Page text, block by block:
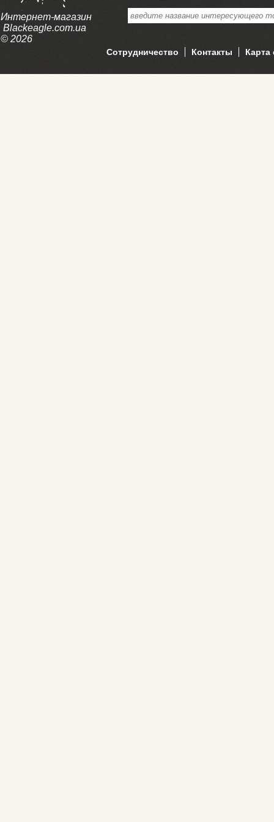
Интернет-магазин
Blackeagle.com.ua
© 2026
Сотрудничество Контакты Карта